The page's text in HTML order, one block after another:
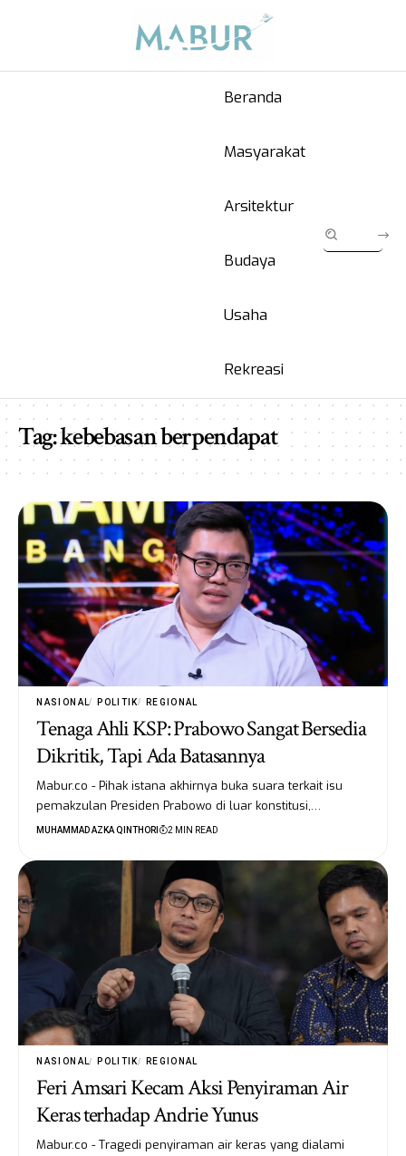
Beranda
Masyarakat
Arsitektur
Budaya
Usaha
Rekreasi
Tag:kebebasan berpendapat
NASIONAL POLITIK REGIONAL
Tenaga Ahli KSP: Prabowo Sangat Bersedia
Dikritik, Tapi Ada Batasannya
Mabur.co - Pihak istana akhirnya buka suara terkait isu
pemakzulan Presiden Prabowo di luar konstitusi,…
MUHAMMAD AZKA QINTHORI 2 MIN READ
NASIONAL POLITIK REGIONAL
Feri Amsari Kecam Aksi Penyiraman Air
Keras terhadap Andrie Yunus
Mabur.co - Tragedi penyiraman air keras yang dialami